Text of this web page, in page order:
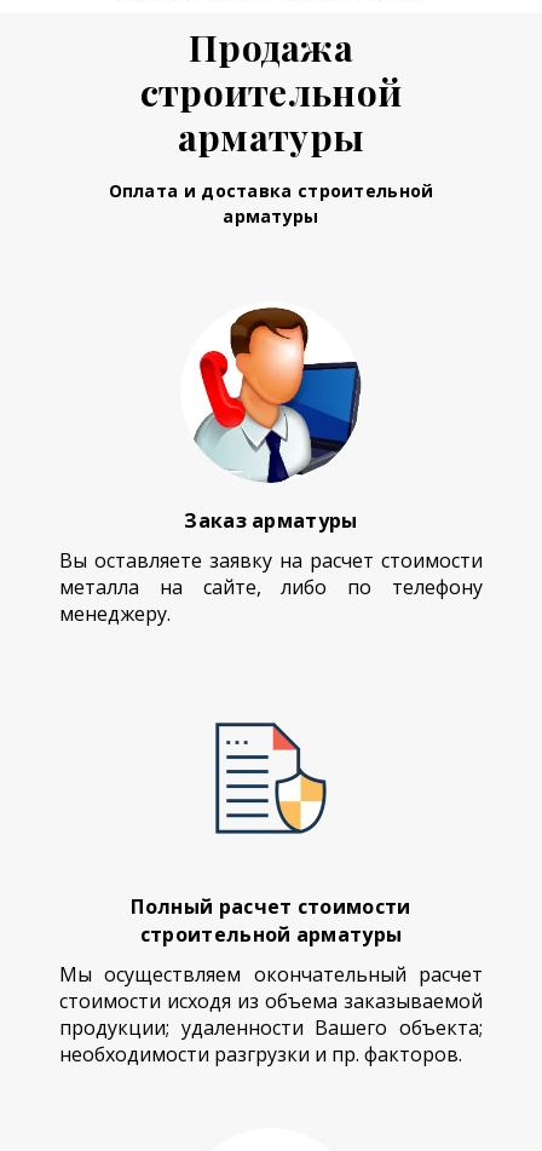
Продажа
строительной
арматуры
Оплата и доставка строительной
арматуры
Заказ арматуры
Вы оставляете заявку на расчет стоимости
металла на сайте, либо по телефону
менеджеру.
Полный расчет стоимости
строительной арматуры
Мы осуществляем окончательный расчет
стоимости исходя из объема заказываемой
продукции; удаленности Вашего объекта;
необходимости разгрузки и пр. факторов.